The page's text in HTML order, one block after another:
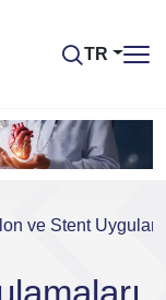
TR
ve Stent